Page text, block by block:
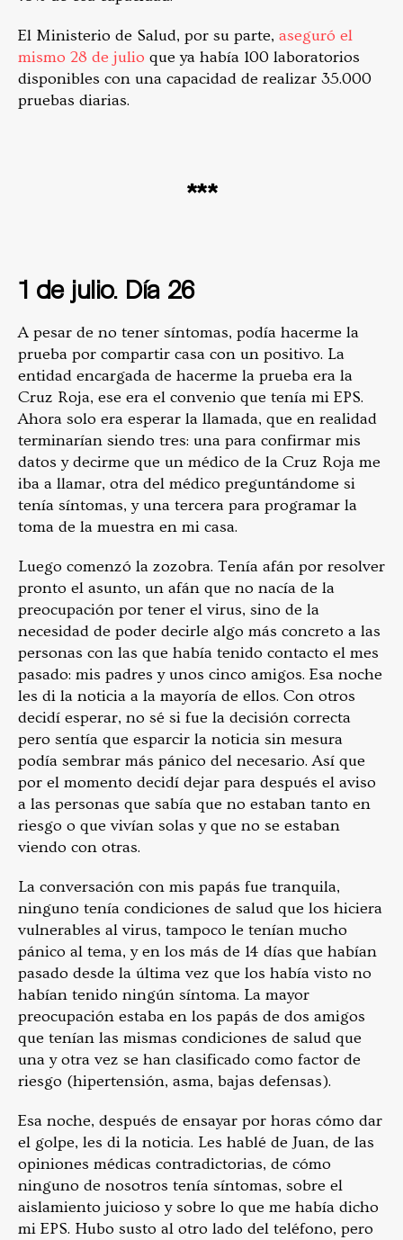
El Ministerio de Salud, por su parte, aseguró el
mismo 28 de julio que ya había 100 laboratorios
disponibles con una capacidad de realizar 35.000
pruebas diarias.
***
1 de julio. Día 26
A pesar de no tener síntomas, podía hacerme la
prueba por compartir casa con un positivo. La
entidad encargada de hacerme la prueba era la
Cruz Roja, ese era el convenio que tenía mi EPS.
Ahora solo era esperar la llamada, que en realidad
terminarían siendo tres: una para confirmar mis
datos y decirme que un médico de la Cruz Roja me
iba a llamar, otra del médico preguntándome si
tenía síntomas, y una tercera para programar la
toma de la muestra en mi casa.
Luego comenzó la zozobra. Tenía afán por resolver
pronto el asunto, un afán que no nacía de la
preocupación por tener el virus, sino de la
necesidad de poder decirle algo más concreto a las
personas con las que había tenido contacto el mes
pasado: mis padres y unos cinco amigos. Esa noche
les di la noticia a la mayoría de ellos. Con otros
decidí esperar, no sé si fue la decisión correcta
pero sentía que esparcir la noticia sin mesura
podía sembrar más pánico del necesario. Así que
por el momento decidí dejar para después el aviso
a las personas que sabía que no estaban tanto en
riesgo o que vivían solas y que no se estaban
viendo con otras.
La conversación con mis papás fue tranquila,
ninguno tenía condiciones de salud que los hiciera
vulnerables al virus, tampoco le tenían mucho
pánico al tema, y en los más de 14 días que habían
pasado desde la última vez que los había visto no
habían tenido ningún síntoma. La mayor
preocupación estaba en los papás de dos amigos
que tenían las mismas condiciones de salud que
una y otra vez se han clasificado como factor de
riesgo (hipertensión, asma, bajas defensas).
Esa noche, después de ensayar por horas cómo dar
el golpe, les di la noticia. Les hablé de Juan, de las
opiniones médicas contradictorias, de cómo
ninguno de nosotros tenía síntomas, sobre el
aislamiento juicioso y sobre lo que me había dicho
mi EPS. Hubo susto al otro lado del teléfono, pero